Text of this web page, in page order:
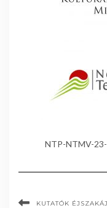
NTP-NTMV-
KUTATÓK